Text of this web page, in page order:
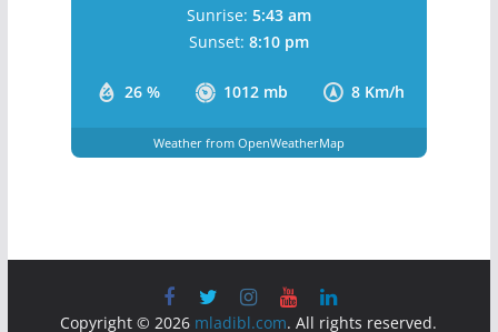
26 % 1012 mb 8 Km/h
Sunrise: 5:43 am
Sunset: 8:10 pm
Weather from OpenWeatherMap
Copyright © 2026 mladibl.com. All rights reserved.